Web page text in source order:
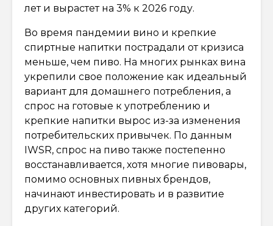
лет и вырастет на 3% к 2026 году.
Во время пандемии вино и крепкие
спиртные напитки пострадали от кризиса
меньше, чем пиво. На многих рынках вина
укрепили свое положение как идеальный
вариант для домашнего потребления, а
спрос на готовые к употреблению и
крепкие напитки вырос из-за изменения
потребительских привычек. По данным
IWSR, спрос на пиво также постепенно
восстанавливается, хотя многие пивовары,
помимо основных пивных брендов,
начинают инвестировать и в развитие
других категорий.